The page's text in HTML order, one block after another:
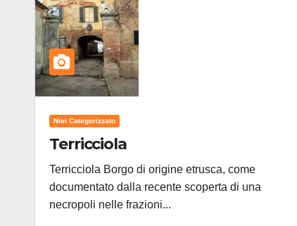
Non Categorizzato
Terricciola
Terricciola Borgo di origine etrusca, come
documentato dalla recente scoperta di una
necropoli nelle frazioni...